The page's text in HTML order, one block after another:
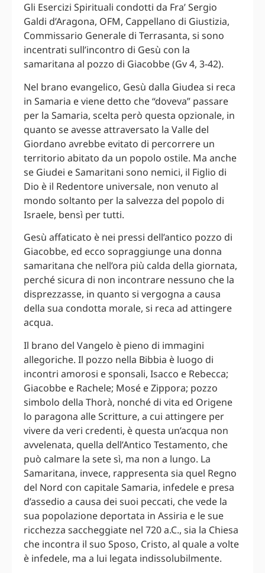
Gli Esercizi Spirituali condotti da Fra’ Sergio
Galdi d’Aragona, OFM, Cappellano di Giustizia,
Commissario Generale di Terrasanta, si sono
incentrati sull’incontro di Gesù con la
samaritana al pozzo di Giacobbe (Gv 4, 3-42).
Nel brano evangelico, Gesù dalla Giudea si reca
in Samaria e viene detto che “doveva” passare
per la Samaria, scelta però questa opzionale, in
quanto se avesse attraversato la Valle del
Giordano avrebbe evitato di percorrere un
territorio abitato da un popolo ostile. Ma anche
se Giudei e Samaritani sono nemici, il Figlio di
Dio è il Redentore universale, non venuto al
mondo soltanto per la salvezza del popolo di
Israele, bensì per tutti.
Gesù affaticato è nei pressi dell’antico pozzo di
Giacobbe, ed ecco sopraggiunge una donna
samaritana che nell’ora più calda della giornata,
perché sicura di non incontrare nessuno che la
disprezzasse, in quanto si vergogna a causa
della sua condotta morale, si reca ad attingere
acqua.
Il brano del Vangelo è pieno di immagini
allegoriche. Il pozzo nella Bibbia è luogo di
incontri amorosi e sponsali, Isacco e Rebecca;
Giacobbe e Rachele; Mosé e Zippora; pozzo
simbolo della Thorà, nonché di vita ed Origene
lo paragona alle Scritture, a cui attingere per
vivere da veri credenti, è questa un’acqua non
avvelenata, quella dell’Antico Testamento, che
può calmare la sete sì, ma non a lungo. La
Samaritana, invece, rappresenta sia quel Regno
del Nord con capitale Samaria, infedele e presa
d’assedio a causa dei suoi peccati, che vede la
sua popolazione deportata in Assiria e le sue
ricchezza saccheggiate nel 720 a.C., sia la Chiesa
che incontra il suo Sposo, Cristo, al quale a volte
è infedele, ma a lui legata indissolubilmente.